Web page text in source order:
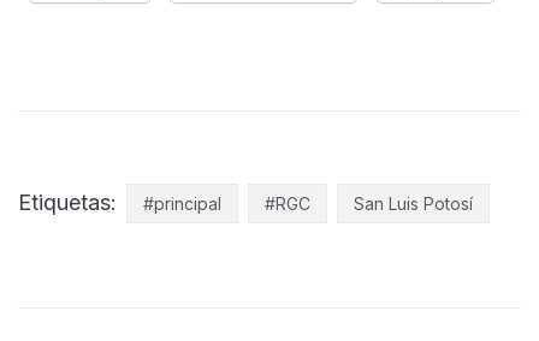
Etiquetas: #principal #RGC San Luis Potosí